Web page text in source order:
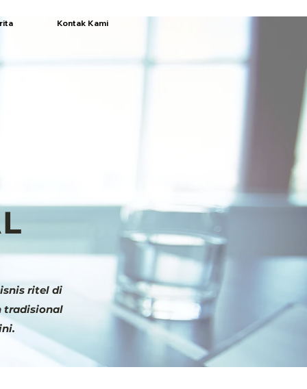
Kontak Kami
ritel di
tradisional